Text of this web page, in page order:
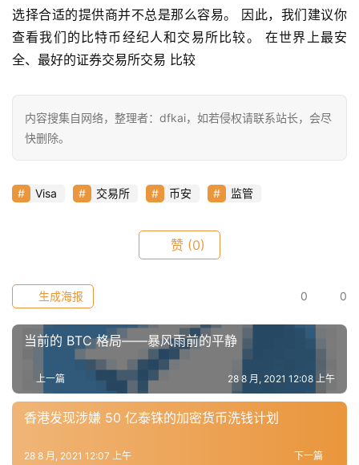
用
工
具
推
选择合适的提供商并不总是那么容易。 因此，我们建议你
查看我们的比特币经纪人和交易所比较。 在世界上最安
全、最好的证券交易所交易 比较
内容搜集自网络，整理者：dfkai，如若侵权请联系站长，会尽
快删除。
Visa 交易所 币安 监管
赞 (0)
0 0
生成海报
当前的 BTC 格局——暴风雨前的平静
上一篇 28 8 月, 2021 12:08 上午
香港发现涉嫌 50 亿泰铢的加密货币洗钱计划
下一篇
28 8 月, 2021 12:07 上午